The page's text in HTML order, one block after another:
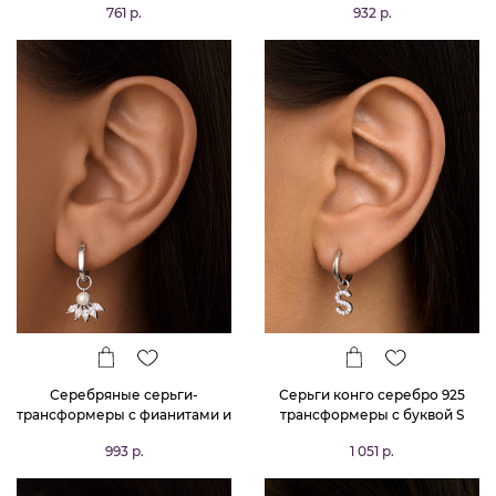
761 р.
диаметр 13мм
932 р.
Серебряные серьги-
трансформеры с фианитами и
993 р.
Серьги конго серебро 925
трансформеры с буквой S
1 051 р.